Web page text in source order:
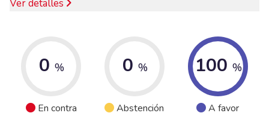
Ver detalles
0 %
En contra
0 %
Abstención
100 %
A favor